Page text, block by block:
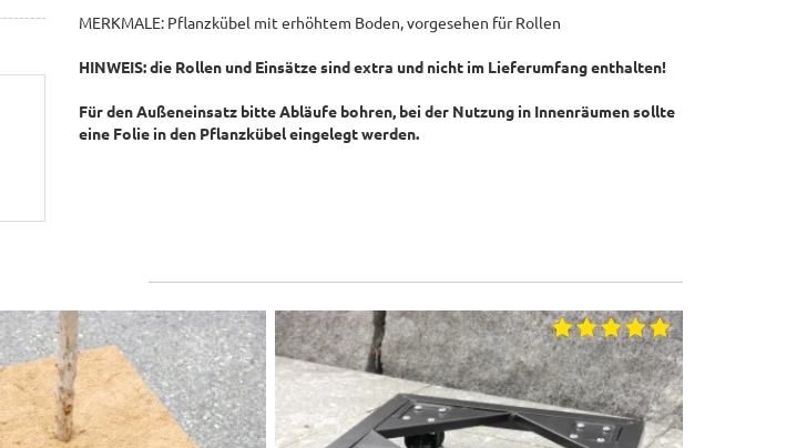
MERKMALE: Pflanzkübel mit erhöhtem Boden, vorgesehen für Rollen
HINWEIS:die Rollen und Einsätze sind extra und nicht im Lieferumfang enthalten!
Für den Außeneinsatz bitte Abläufe bohren, bei der Nutzung in Innenräumen sollte
eine Folie in den Pflanzkübel eingelegt werden.